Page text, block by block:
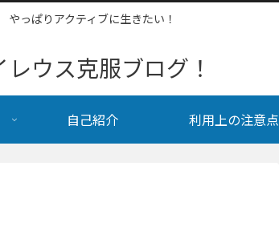
やっぱりアクティブに生きたい！
自己紹介 利用上の注意点